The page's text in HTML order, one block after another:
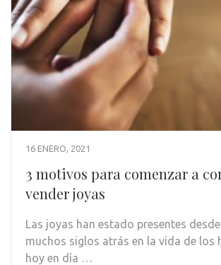
16 ENERO, 2021
3 motivos para comenzar a
vender joyas
Las joyas han estado presentes
muchos siglos atrás en la vida de los
hoy en día …